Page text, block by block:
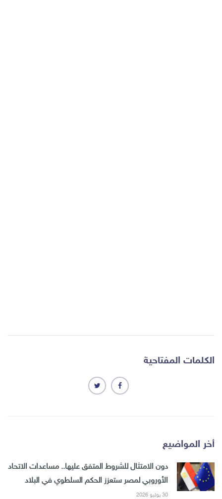
الكلمات المفتاحية
أخر المواضيع
دون الامتثال للشروط المتفق عليها.. مساعدات الاتحاد
الأوروبي لمصر ستعزز الحكم السلطوي في البلاد
30 يوليو 2026